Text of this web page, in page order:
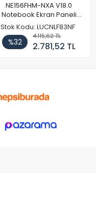
NE156FHM-NXA V18.0
Notebook Ekran Paneli
144Hz
Stok Kodu: LUCNLF83NF
%32
4.115,62 TL
2.781,52 TL